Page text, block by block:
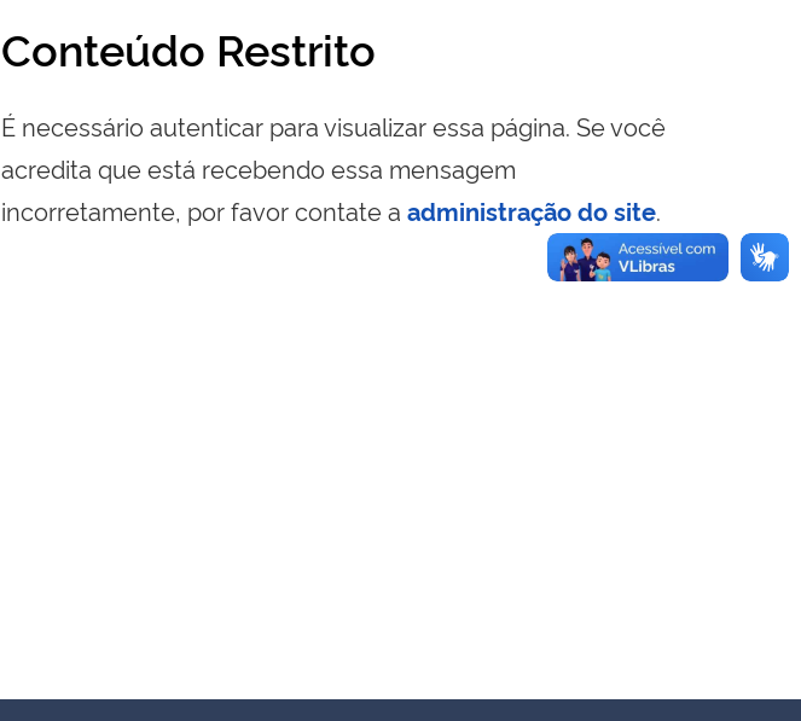
Conteúdo Restrito
É necessário autenticar para visualizar essa página. Se você
acredita que está recebendo essa mensagem
incorretamente, por favor contate a administração do site.